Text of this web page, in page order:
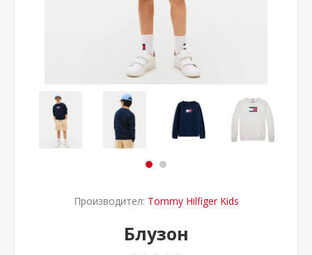
Производител: Tommy Hilfiger Kids
Блузон